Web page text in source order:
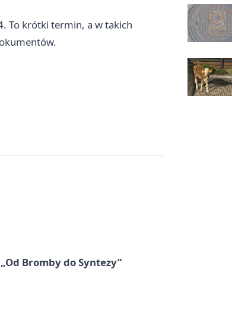
To krótki termin, a w takich
Bromby do Syntezy”